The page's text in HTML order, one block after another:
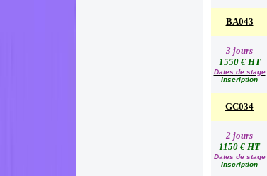
BA043
3 jours
1550 € HT
Dates de stage
Inscription
GC034
2 jours
1150 € HT
Dates de stage
Inscription